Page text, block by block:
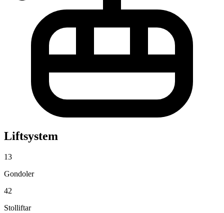
Liftsystem
13
Gondoler
42
Stolliftar